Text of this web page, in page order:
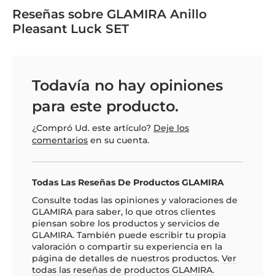
Reseñas sobre GLAMIRA Anillo
Pleasant Luck SET
Todavía no hay opiniones
para este producto.
¿Compró Ud. este artículo? Deje los
comentarios en su cuenta.
Todas Las Reseñas De Productos GLAMIRA
Consulte todas las opiniones y valoraciones de
GLAMIRA para saber, lo que otros clientes
piensan sobre los productos y servicios de
GLAMIRA. También puede escribir tu propia
valoración o compartir su experiencia en la
página de detalles de nuestros productos. Ver
todas las reseñas de productos GLAMIRA.